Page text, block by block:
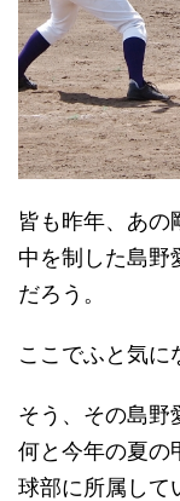
皆も昨年、あの
中を制した島野
だろう。
ここでふと気に
そう、その島野
何と今年の夏の
球部に所属して